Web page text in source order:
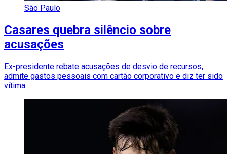
São Paulo
Casares quebra silêncio sobre
acusações
Ex-presidente rebate acusações de desvio de recursos,
admite gastos pessoais com cartão corporativo e diz ter sido
vítima